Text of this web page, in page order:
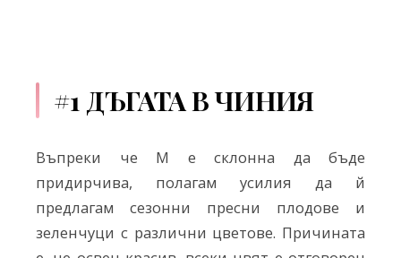
#1 ДЪГАТА В ЧИНИЯ
Въпреки че М е склонна да бъде
придирчива, полагам усилия да й
предлагам сезонни пресни плодове и
зеленчуци с различни цветове. Причината